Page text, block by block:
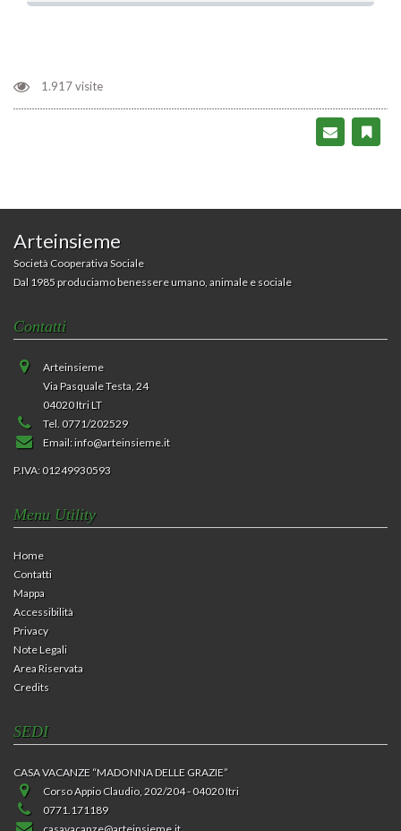
Alzheimer Europe: ancora ostacoli alla diagnosi
1.917 visite
Arteinsieme
Società Cooperativa Sociale
Dal 1985 produciamo benessere umano, animale e sociale
Contatti
Arteinsieme
Via Pasquale Testa, 24
04020 Itri LT
Tel. 0771/202529
Email:info@arteinsieme.it
P.IVA: 01249930593
Menu Utility
Home
Contatti
Mappa
Accessibilità
Privacy
Note Legali
Area Riservata
Credits
SEDI
CASA VACANZE “MADONNA DELLE GRAZIE”
Corso Appio Claudio, 202/204 - 04020 Itri
0771.171189